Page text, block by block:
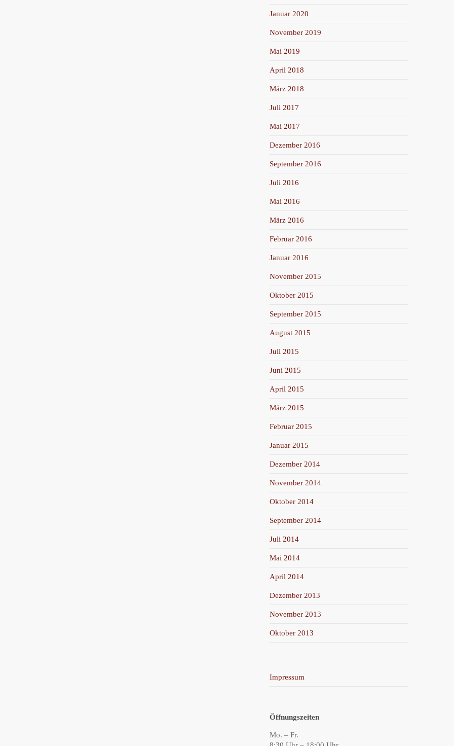
Januar 2020
November 2019
Mai 2019
April 2018
März 2018
Juli 2017
Mai 2017
Dezember 2016
September 2016
Juli 2016
Mai 2016
März 2016
Februar 2016
Januar 2016
November 2015
Oktober 2015
September 2015
August 2015
Juli 2015
Juni 2015
April 2015
März 2015
Februar 2015
Januar 2015
Dezember 2014
November 2014
Oktober 2014
September 2014
Juli 2014
Mai 2014
April 2014
Dezember 2013
November 2013
Oktober 2013
Impressum
Öffnungszeiten
Mo. – Fr.